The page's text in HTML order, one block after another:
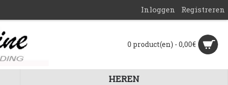
Inloggen Registreren
0 product(en) - 0,00€
HEREN